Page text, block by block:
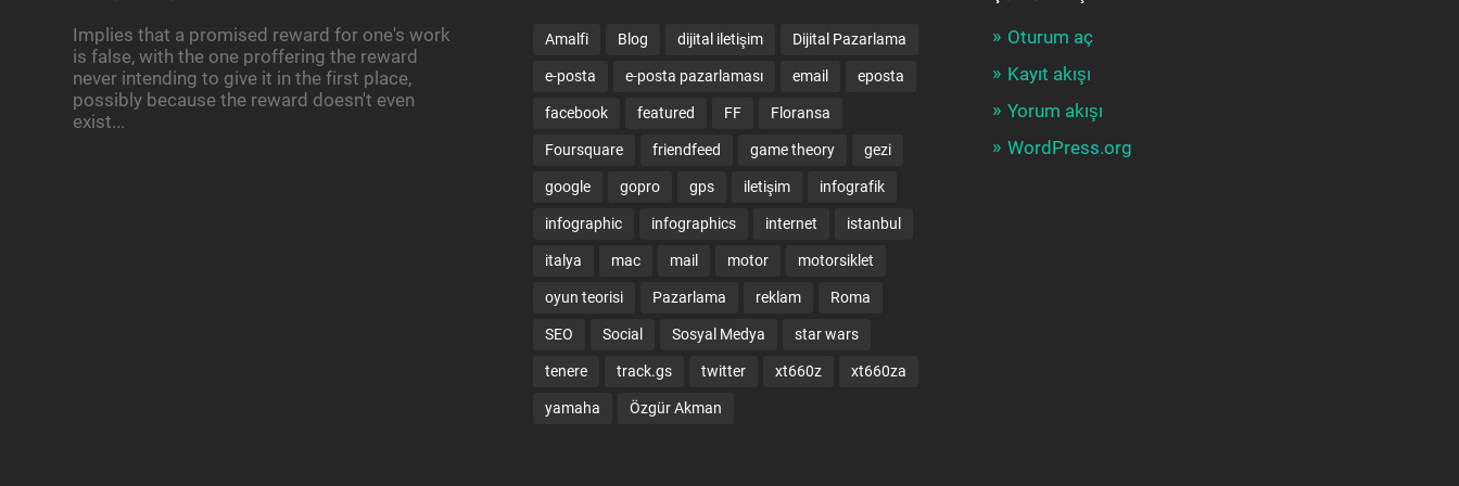
Implies that a promised reward for one's work
is false, with the one proffering the reward
never intending to give it in the first place,
possibly because the reward doesn't even
exist...
Amalfi Blog dijital iletişim Dijital Pazarlama
e-posta e-posta pazarlaması email eposta
facebook featured FF Floransa
Foursquare friendfeed game theory gezi
google gopro gps iletişim infografik
infographic infographics internet istanbul
italya mac mail motor motorsiklet
oyun teorisi Pazarlama reklam Roma
SEO Social Sosyal Medya star wars
tenere track.gs twitter xt660z xt660za
yamaha Özgür Akman
Oturum aç
Kayıt akışı
Yorum akışı
WordPress.org